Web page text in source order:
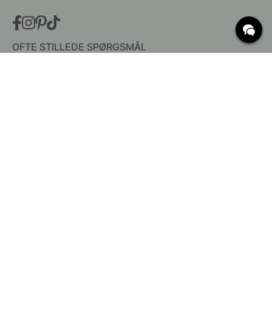
OFTE STILLEDE SPØRGSMÅL